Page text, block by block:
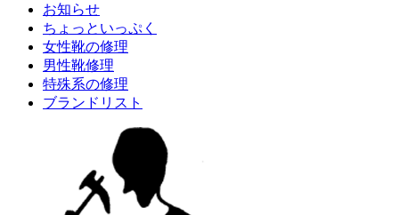
お知らせ
ちょっといっぷく
女性靴の修理
男性靴修理
特殊系の修理
ブランドリスト